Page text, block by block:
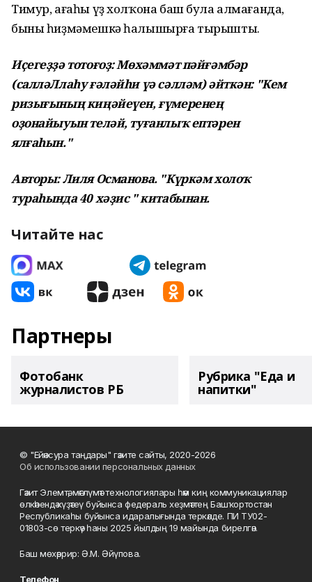
Тимур, ағаһы үҙ холҡона баш була алмағанда,
быны һиҙмәмешкә һалышырға тырышты.
Иҫегеҙҙә тотоғоҙ: Мөхәммәт пәйғәмбәр
(салләЛлаһу ғәләйһи үә сәлләм) әйткән: "Кем
ризығының киңәйеүен, ғүмеренең
оҙонайыуын теләй, туғанлыҡ ептәрен
ялғаһын."
Авторы: Лиля Османова. "Күркәм холоҡ
тураһында 40 хәҙис " китабынан.
Читайте нас
Партнеры
Фотобанк
журналистов РБ
Рубрика "Еда и
напитки"
© "Ейәнсура таңдары" гәзите сайты, 2020-2026
Об использовании персональных данных
Гәзит Элемтә, мәғлүмәт технологиялары һәм киң коммуникациялар
өлкәһендә күҙәтеү буйынса федераль хеҙмәттең Башҡортостан
Республикаһы буйынса идаралығында теркәлде. ПИ ТУ02-
01803-сө теркәү һаны 2025 йылдың 19 майында бирелгән.
Баш мөхәррир: Ә.М. Әйүпова.
Телефон